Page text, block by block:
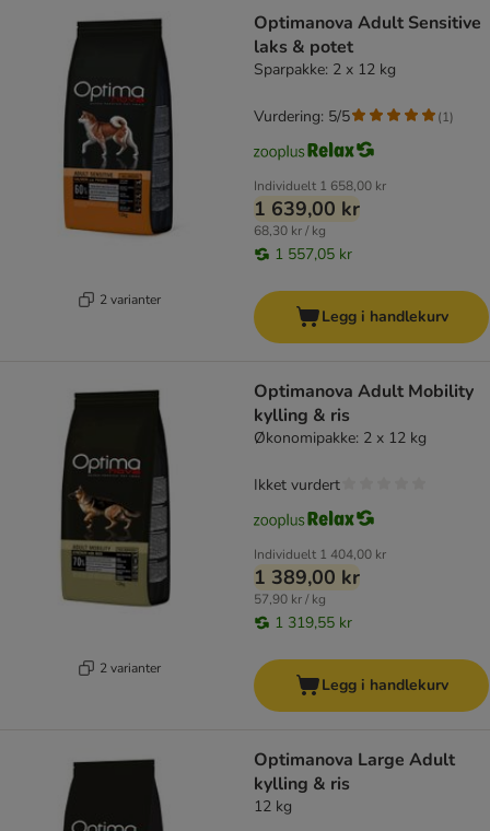
2 varianter
Optimanova Adult Sensitive
laks & potet
Sparpakke: 2 x 12 kg
Individuelt 1 658,00 kr
1 639,00 kr
68,30 kr / kg
1 557,05 kr
Vurdering: 5/5 (1)
Legg i handlekurv
2 varianter
Optimanova Adult Mobility
kylling & ris
Økonomipakke: 2 x 12 kg
Individuelt 1 404,00 kr
1 389,00 kr
57,90 kr / kg
1 319,55 kr
Ikket vurdert
Legg i handlekurv
Optimanova Large Adult
kylling & ris
12 kg